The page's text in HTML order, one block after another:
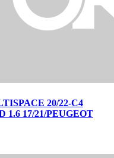
20/22-C4
1.6 17/21/PEUGEOT